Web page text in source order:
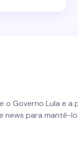
o Governo Lula e
news para mantê-